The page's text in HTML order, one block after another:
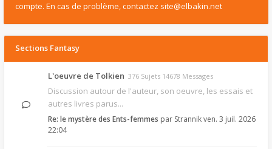
compte. En cas de problème, contactez site@elbakin.net
Sections Fantasy
L'oeuvre de Tolkien 376 Sujets 14678 Messages
Discussion autour de l'auteur, son oeuvre, les essais et
autres livres parus...
Re: le mystère des Ents-femmes par Strannikven. 3 juil. 2026
22:04